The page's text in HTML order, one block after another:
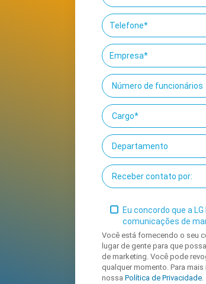
Eu concordo que a
comunicações de
Você está fornecendo o seu
lugar de gente para que
de marketing. Você pode
qualquer momento. Para
nossa Política de Privacidade